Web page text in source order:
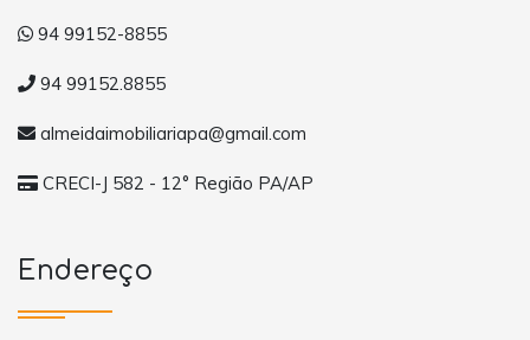
94 99152-8855
94 99152.8855
almeidaimobiliariapa@gmail.com
CRECI-J 582 - 12° Região PA/AP
Endereço